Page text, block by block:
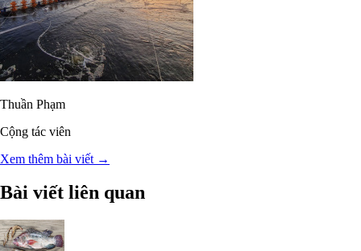
Thuần Phạm
Cộng tác viên
Xem thêm bài viết →
Bài viết liên quan